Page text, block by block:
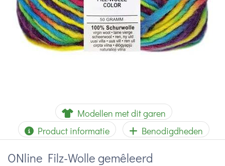
Modellen met dit garen
Product informatie
Benodigdheden
ONline Filz-Wolle gemêleerd